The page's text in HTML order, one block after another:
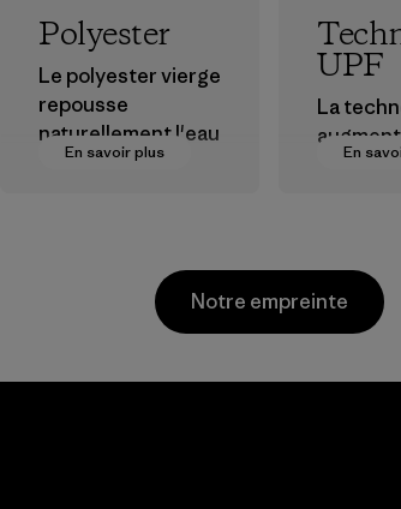
En savoir plus
Polyester
Le polyester vierge
repousse
naturellement l'eau
et est très
En
UPF
La
votre
Matières
Notre empreinte